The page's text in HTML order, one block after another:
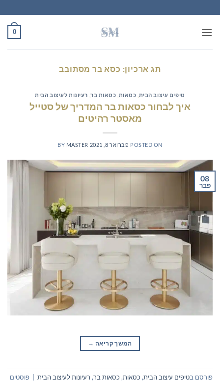
to
content
0
תג ארכיון: כסא בר מסתובב
טיפים עיצוב הבית כסאות כסאות בר, רעיונות לעיצוב הבית
איך לבחור כסאות בר המדריך של סטייל
מאסטר רהיטים
POSTED ON פברואר 8, 2021 BY MASTER
08
פבר
המשך קריאה →
פורסם בטיפים עיצוב הבית, כסאות, כסאות בר, רעיונות לעיצוב הבית
פוסטים